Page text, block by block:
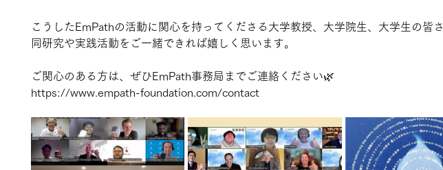
こうしたEmPathの活動に関心を持ってくださる大学教授、大学院生、大学生の皆
同研究や実践活動をご一緒できれば嬉しく思います。
ご関心のある方は、ぜひEmPath事務局までご連絡ください🌿
https://www.empath-foundation.com/contact